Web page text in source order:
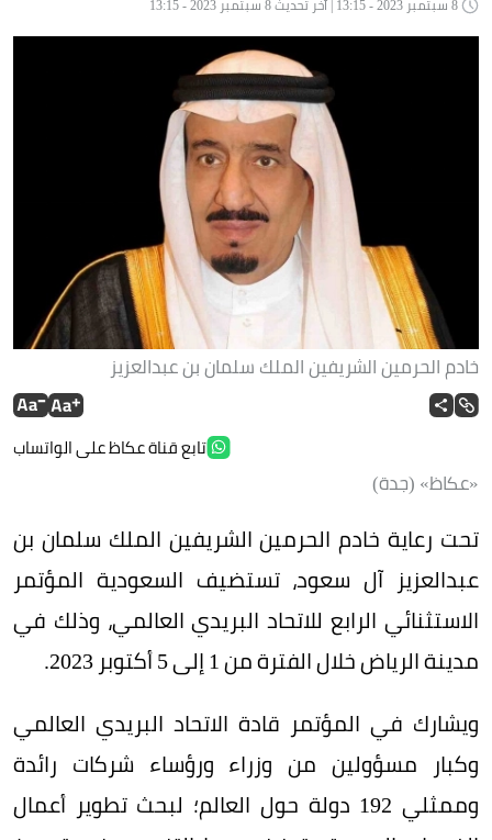
خادم الحرمين الشريفين الملك سلمان بن عبدالعزيز
تابع قناة عكاظ على الواتساب
«عكاظ» (جدة)
تحت رعاية خادم الحرمين الشريفين الملك سلمان بن
عبدالعزيز آل سعود، تستضيف السعودية المؤتمر
الاستثنائي الرابع للاتحاد البريدي العالمي، وذلك في
مدينة الرياض خلال الفترة من 1 إلى 5 أكتوبر 2023.
ويشارك في المؤتمر قادة الاتحاد البريدي العالمي
وكبار مسؤولين من وزراء ورؤساء شركات رائدة
وممثلي 192 دولة حول العالم؛ لبحث تطوير أعمال